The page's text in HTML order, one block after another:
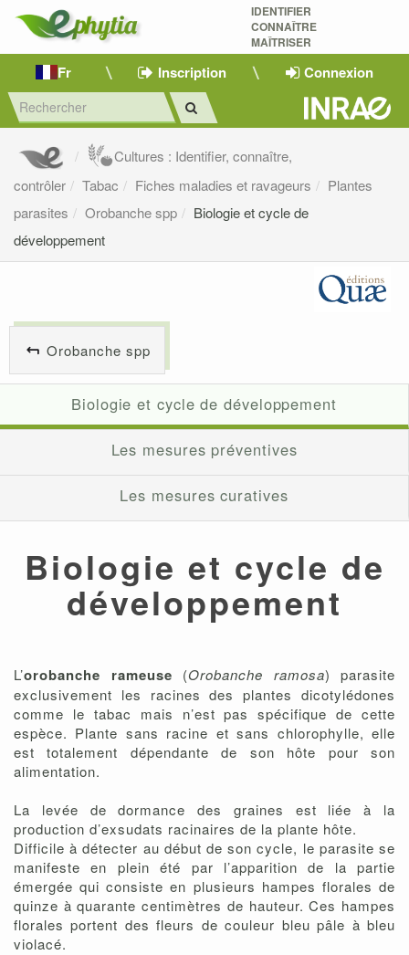
IDENTIFIER
CONNAÎTRE
MAÎTRISER
Fr Inscription Connexion
Cultures : Identifier, connaître,
contrôler
Tabac Fiches maladies et ravageurs
Plantes
parasites
Orobanche spp
Biologie et cycle de
développement
Orobanche spp
Biologie et cycle de développement
Les mesures préventives
Les mesures curatives
Biologie et cycle de
développement
L’orobanche rameuse (Orobanche ramosa) parasite
exclusivement les racines des plantes dicotylédones
comme le tabac mais n’est pas spécifique de cette
espèce. Plante sans racine et sans chlorophylle, elle
est totalement dépendante de son hôte pour son
alimentation.
La levée de dormance des graines est liée à la
production d’exsudats racinaires de la plante hôte.
Difficile à détecter au début de son cycle, le parasite se
manifeste en plein été par l’apparition de la partie
émergée qui consiste en plusieurs hampes florales de
quinze à quarante centimètres de hauteur. Ces hampes
florales portent des fleurs de couleur bleu pâle à bleu
violacé.